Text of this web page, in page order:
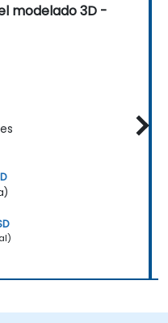
modelado 3D -